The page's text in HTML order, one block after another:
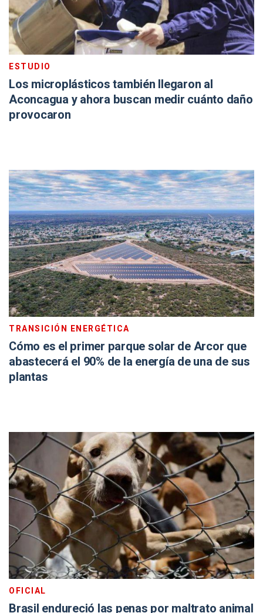
ESTUDIO
Los microplásticos también llegaron al
Aconcagua y ahora buscan medir cuánto daño
provocaron
TRANSICIÓN ENERGÉTICA
Cómo es el primer parque solar de Arcor que
abastecerá el 90% de la energía de una de sus
plantas
OFICIAL
Brasil endureció las penas por maltrato animal